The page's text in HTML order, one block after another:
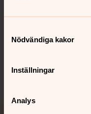
Nödvändiga kakor
Inställningar
Analys
Hitta snabbt